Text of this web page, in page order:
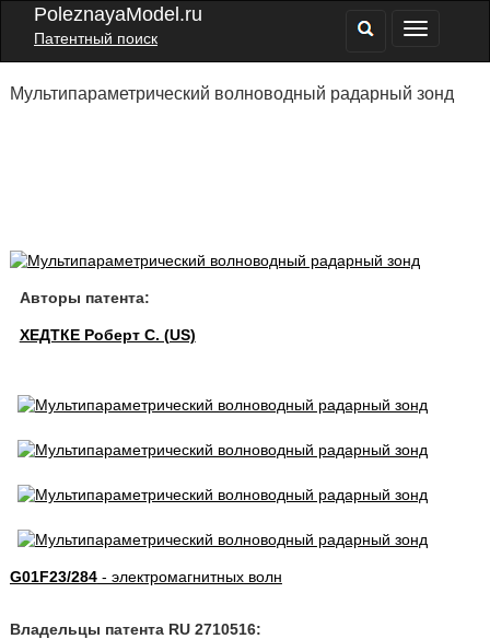
PoleznayaModel.ru
Патентный поиск
Мультипараметрический волноводный радарный зонд
Авторы патента:
ХЕДТКЕ Роберт С. (US)
G01F23/284- электромагнитных волн
Владельцы патента RU 2710516: